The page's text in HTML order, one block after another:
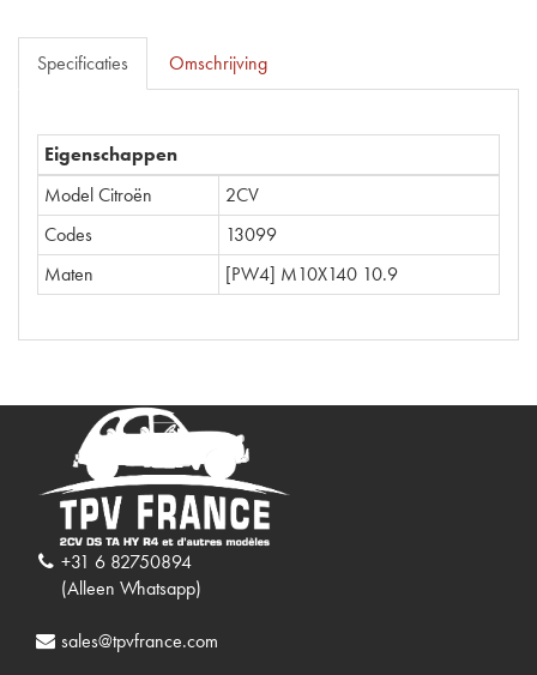
Specificaties Omschrijving
Eigenschappen
Model Citroën
2CV
Codes
13099
Maten
[PW4] M10X140 10.9
+31 6 82750894
(Alleen Whatsapp)
sales@tpvfrance.com